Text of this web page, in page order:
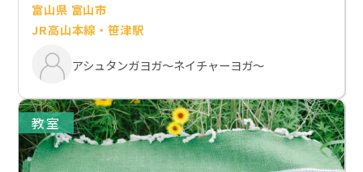
富山県 富山市
JR高山本線・笹津駅
アシュタンガヨガ～ネイチャーヨガ～
教室